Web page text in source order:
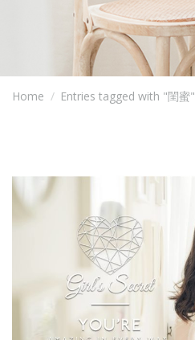
Home Entries tagged with "閨蜜"